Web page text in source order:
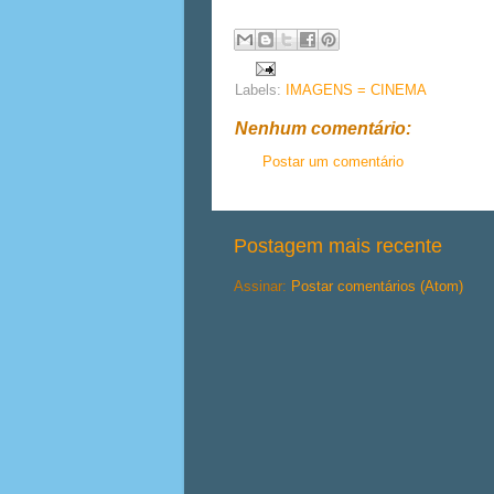
Labels: IMAGENS = CINEMA
Nenhum comentário:
Postar um comentário
Postagem mais recente
Assinar: Postar comentários (Atom)